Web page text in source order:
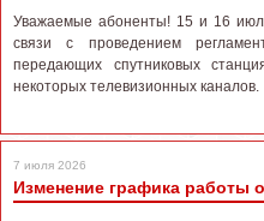
Уважаемые абоненты! 15 и 16
связи с проведением
передающих спутниковых
некоторых телевизионных каналов.
7 июля 2026
Изменение графика работы